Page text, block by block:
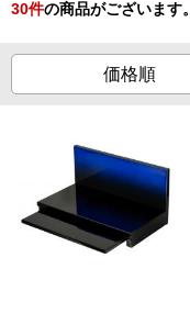
30件の商品がございます。
価格順